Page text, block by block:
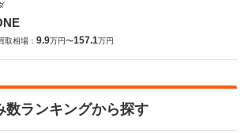
取相場： 9.9万円〜157.1万円
数ランキングから探す